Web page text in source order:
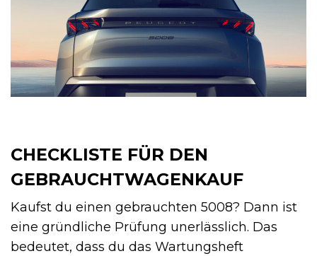
CHECKLISTE FÜR DEN
GEBRAUCHTWAGENKAUF
Kaufst du einen gebrauchten 5008? Dann ist
eine gründliche Prüfung unerlässlich. Das
bedeutet, dass du das Wartungsheft